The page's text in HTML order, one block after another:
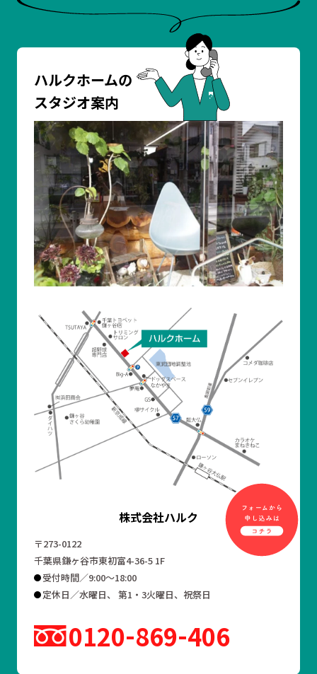
ハルクホームの
スタジオ案内
株式会社ハルク
〒273-0122
千葉県鎌ヶ谷市東初富4-36-5 1F
受付時間／9:00～18:00
定休日／水曜日、 第1・3火曜日、祝祭日
0120 869 406